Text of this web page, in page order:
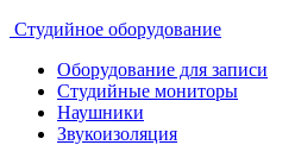
Студийное оборудование
Оборудование для записи
Студийные мониторы
Наушники
Звукоизоляция